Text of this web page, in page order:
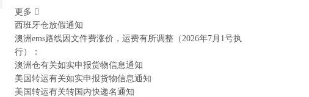
更多
西班牙仓放假通知
澳洲ems路线因文件费涨价，运费有所调整（2026年7月1号执
行）：
澳洲仓有关如实申报货物信息通知
美国转运有关如实申报货物信息通知
美国转运有关转国内快递名通知